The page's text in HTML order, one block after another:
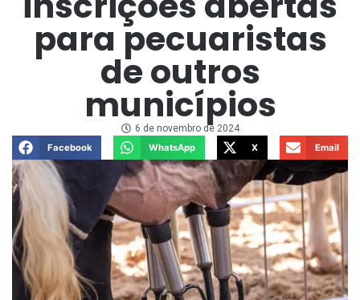
para pecuaristas
de outros
municípios
6 de novembro de 2024
Facebook
WhatsApp X Email